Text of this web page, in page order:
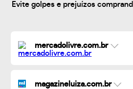
Evite golpes e prejuízos
mercadolivre.com.br
magazineluiza.com.br